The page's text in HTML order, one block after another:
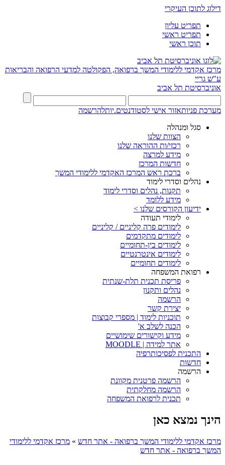
דילוג לתוכן העיקרי
תפריט עליון
תפריט ראשי
תוכן ראשי
מרכז אקדמי ללימודי המשך ברפואה, הפקולטה למדעי הרפואה והבריאות
ע"ש גריי
אוניברסיטת תל אביב
מערכת פניותאזור אישי לסטודנטים.יותלהרשמה
סגל ומנהלה
הצוות שלנו
רכזי/ות ההוראה שלנו
מידע למרצה
חדשות המרכז
ברכת ראש המרכז האקדמי ללימודי המשך
נהלים וסדרי לימוד
תקנות, נהלים וסדרי לימוד
מידע ללומד
ידיעון הקורסים שלנו >
לימודי תעודה
לימודים פרה קליניים / קליניים
לימודים מתקדמים
לימודים בין-תחומיים
לימודים אינטרנטיים
לימודים תחומיים
רפואת המשפחה
פריסת תכנית תלת-שנתית
נהלים ותקנון
הרשמה
יצירת קשר
תוכניות לימוד | מספרי קבוצות
הכנה לשלב א'
מידע וקישורים שימושיים
אתר למידה | MOODLE
התכנית לפסיכותרפיה
חדשות
הרשמה
הרשמה פרטנית מקוונת
הרשמה מחלקתית
תכנית לרפואת המשפחה
הינך נמצא כאן
מרכז אקדמי ללימודי המשך ברפואה - אתר חדש » מרכז אקדמי ללימודי
המשך ברפואה - אתר חדש